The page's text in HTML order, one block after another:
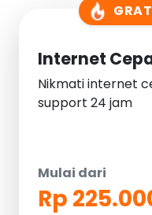
Internet
Nikmati internet
support 24 jam
Mulai dari
Rp